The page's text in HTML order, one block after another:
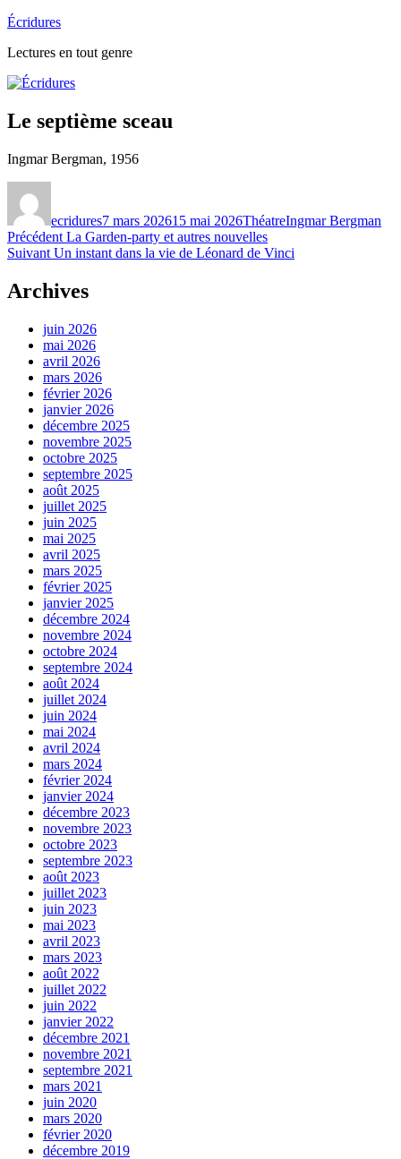
Aller
contenu
Écridures
Lectures en tout genre
Le septième sceau
Ingmar Bergman, 1956
ecridures7 mars 202615 mai 2026ThéatreIngmar Bergman
Navigation
de
l’article
Précédent Publication
précédente :
La Garden-party et autres nouvelles
Suivant Publication
Un instant dans la vie de Léonard de Vinci
Archives
juin 2026
mai 2026
avril 2026
mars 2026
février 2026
janvier 2026
décembre 2025
novembre 2025
octobre 2025
septembre 2025
août 2025
juillet 2025
juin 2025
mai 2025
avril 2025
mars 2025
février 2025
janvier 2025
décembre 2024
novembre 2024
octobre 2024
septembre 2024
août 2024
juillet 2024
juin 2024
mai 2024
avril 2024
mars 2024
février 2024
janvier 2024
décembre 2023
novembre 2023
octobre 2023
septembre 2023
août 2023
juillet 2023
juin 2023
mai 2023
avril 2023
mars 2023
août 2022
juillet 2022
juin 2022
janvier 2022
décembre 2021
novembre 2021
septembre 2021
mars 2021
juin 2020
mars 2020
février 2020
décembre 2019